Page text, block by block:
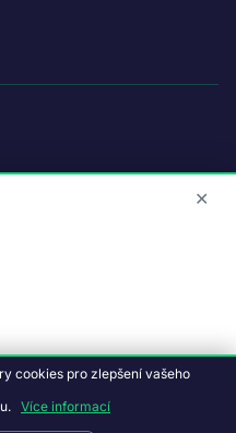
dat.
✕
cookies pro zlepšení vašeho
Více informací